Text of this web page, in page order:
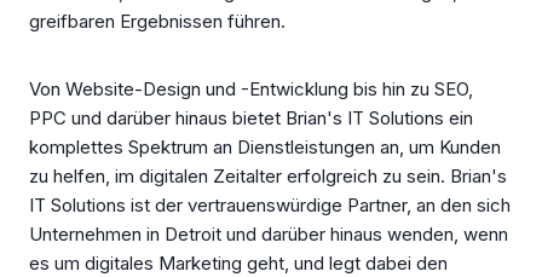
greifbaren Ergebnissen führen.
Von Website-Design und -Entwicklung bis hin zu SEO,
PPC und darüber hinaus bietet Brian's IT Solutions ein
komplettes Spektrum an Dienstleistungen an, um Kunden
zu helfen, im digitalen Zeitalter erfolgreich zu sein. Brian's
IT Solutions ist der vertrauenswürdige Partner, an den sich
Unternehmen in Detroit und darüber hinaus wenden, wenn
es um digitales Marketing geht, und legt dabei den